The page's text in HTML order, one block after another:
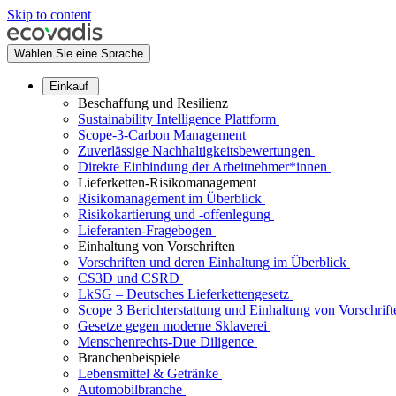
Skip to content
Wählen Sie eine Sprache
Einkauf
Beschaffung und Resilienz
Sustainability Intelligence Plattform
Scope-3-Carbon Management
Zuverlässige Nachhaltigkeitsbewertungen
Direkte Einbindung der Arbeitnehmer*innen
Lieferketten-Risikomanagement
Risikomanagement im Überblick
Risikokartierung und -offenlegung
Lieferanten-Fragebogen
Einhaltung von Vorschriften
Vorschriften und deren Einhaltung im Überblick
CS3D und CSRD
LkSG – Deutsches Lieferkettengesetz
Scope 3 Berichterstattung und Einhaltung von
Gesetze gegen moderne Sklaverei
Menschenrechts-Due Diligence
Branchenbeispiele
Lebensmittel & Getränke
Automobilbranche